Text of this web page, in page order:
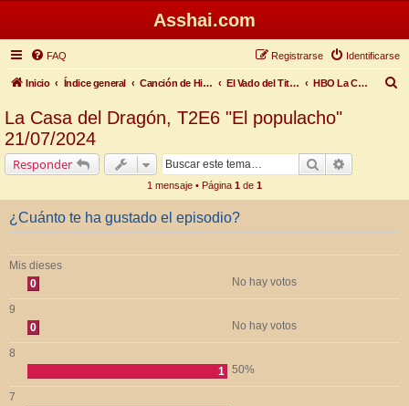
Asshai.com
FAQ Identificarse
Registrarse
Inicio Índice general Canción de Hielo y Fuego El Vado del Titiritero HBO La Casa del Dragón Temporada 2
La Casa del Dragón, T2E6 "El populacho"
21/07/2024
Responder Buscar
1 mensaje • Página 1 de 1
¿Cuánto te ha gustado el episodio?
Mis dieses
0
No hay votos
9
0
No hay votos
8
1 50%
7